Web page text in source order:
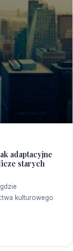
adaptacyjne
starych
kulturowego